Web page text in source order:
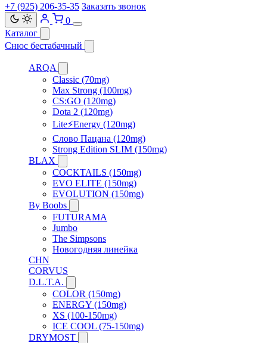
+7 (925) 206‑35‑35 Заказать звонок
0
Каталог
Снюс бестабачный
ARQA
Classic (70mg)
Max Strong (100mg)
CS:GO (120mg)
Dota 2 (120mg)
Lite⚡Energy (120mg)
Слово Пацана (120mg)
Strong Edition SLIM (150mg)
BLAX
COCKTAILS (150mg)
EVO ELITE (150mg)
EVOLUTION (150mg)
By Boobs
FUTURAMA
Jumbo
The Simpsons
Новогодняя линейка
CHN
CORVUS
D.L.T.A.
COLOR (150mg)
ENERGY (150mg)
XS (100-150mg)
ICE COOL (75-150mg)
DRYMOST